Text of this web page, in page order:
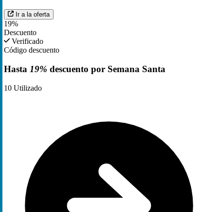
Ir a la oferta
19%
Descuento
Verificado
Código descuento
Hasta 19% descuento por Semana Santa
10 Utilizado